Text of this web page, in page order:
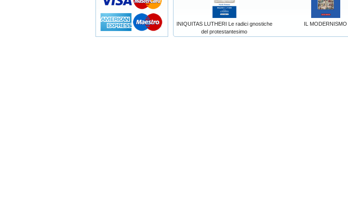
INIQUITAS LUTHERI Le radici gnostiche
del protestantesimo
IL MODERNISMO